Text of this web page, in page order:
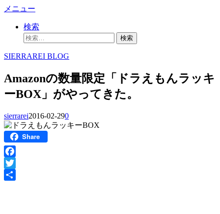
コ
へ
キ
ッ
メニュー
検索
検
SIERRAREI BLOG
Amazonの数量限定「ドラえもんラッキ
ーBOX」がやってきた。
sierrarei2016-02-290
Share
Facebook
Twitter